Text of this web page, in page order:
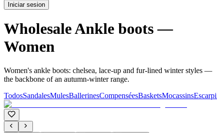
Iniciar sesion
Wholesale Ankle boots —
Women
Women's ankle boots: chelsea, lace-up and fur-lined winter styles —
the backbone of an autumn-winter range.
TodosSandalesMulesBallerinesCompenséesBasketsMocassins